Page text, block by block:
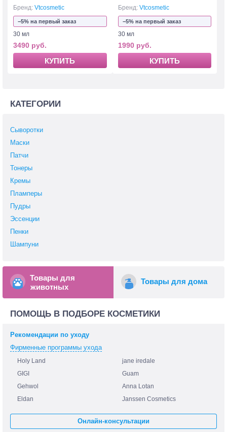
Бренд: Vtcosmetic
−5% на первый заказ
30 мл
3490 руб.
КУПИТЬ
Cream 0.05
Бренд: Vtcosmetic
−5% на первый заказ
30 мл
1990 руб.
КУПИТЬ
КАТЕГОРИИ
Сыворотки
Маски
Патчи
Тонеры
Кремы
Пламперы
Пудры
Эссенции
Пенки
Шампуни
Товары для
животных
Товары для дома
ПОМОЩЬ В ПОДБОРЕ КОСМЕТИКИ
Рекомендации по уходу
Фирменные программы ухода
Holy Land
jane iredale
GIGI
Guam
Gehwol
Anna Lotan
Eldan
Janssen Cosmetics
Онлайн-консультации